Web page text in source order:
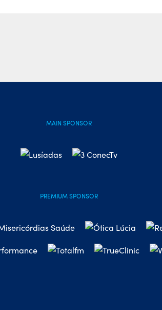
MAIN SPONSOR
PREMIUM SPONSOR